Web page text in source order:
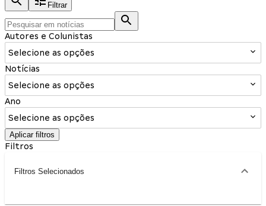
Filtrar
Autores e Colunistas
Selecione as opções
Notícias
Selecione as opções
Ano
Selecione as opções
Aplicar filtros
Filtros
Filtros Selecionados